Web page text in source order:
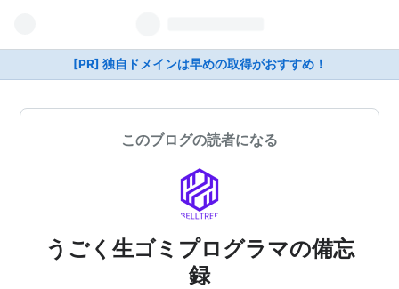
[PR] 独自ドメインは早めの取得がおすすめ！
このブログの読者になる
うごく生ゴミプログラマの備忘
録